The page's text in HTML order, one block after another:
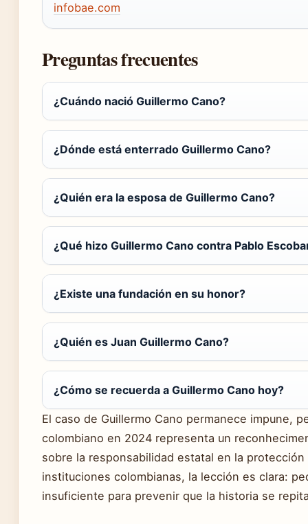
infobae.com
Preguntas frecuentes
¿Cuándo nació Guillermo Cano?
¿Dónde está enterrado Guillermo Cano?
¿Quién era la esposa de Guillermo Cano?
¿Qué hizo Guillermo Cano contra Pablo
¿Existe una fundación en su honor?
¿Quién es Juan Guillermo Cano?
¿Cómo se recuerda a Guillermo Cano hoy?
El caso de Guillermo Cano permanece impune,
colombiano en 2024 representa un
sobre la responsabilidad estatal en la
instituciones colombianas, la lección es clara:
insuficiente para prevenir que la historia se